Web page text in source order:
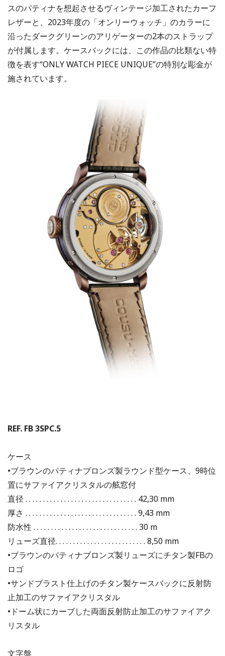
スのパティナを想起させるヴィンテージ加工されたカーフ
レザーと、2023年度の「オンリーウォッチ」のカラーに
沿ったダークグリーンのアリゲーターの2本のストラップ
が付属します。ケースバックには、この作品の比類ない特
徴を表す“ONLY WATCH PIECE UNIQUE”の特別な彫金が
施されています。
REF. FB 3SPC.5
ケース
•ブラウンのパティナブロンズ製ラウンド型ケース、9時位
置にサファイアクリスタルの舷窓付
直径 . . . . . . . . . . . . . . . . . . . . . . . . . . . . . . . . 42,30 mm
厚さ . . . . . . . . . . . . . . . . . . . . . . . . . . . . . . . . 9,43 mm
防水性 . . . . . . . . . . . . . . . . . . . . . . . . . . . . . . 30 m
リューズ直径. . . . . . . . . . . . . . . . . . . . . . . . . . 8,50 mm
•ブラウンのパティナブロンズ製リューズにチタン製FBの
ロゴ
•サンドブラスト仕上げのチタン製ケースバックに反射防
止加工のサファイアクリスタル
•ドーム状にカーブした両面反射防止加工のサファイアク
リスタル
文字盤